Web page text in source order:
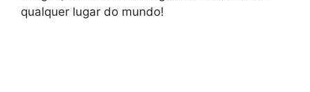
qualquer lugar do mundo!